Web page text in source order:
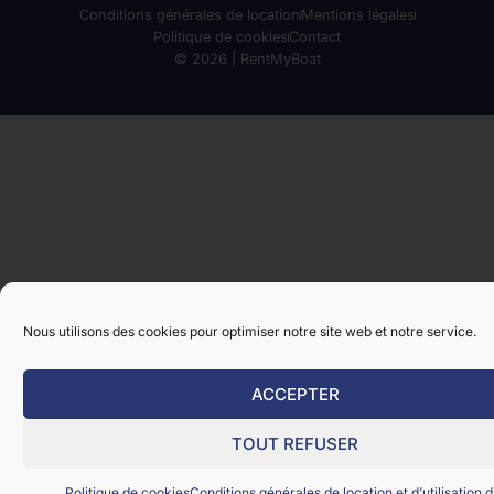
Nous utilisons des cookies pour optimiser notre site web et notre service.
ACCEPTER
TOUT REFUSER
© 2026 | RentMyBoat
Conditions générales de locationMentions légales
Politique de cookies Contact